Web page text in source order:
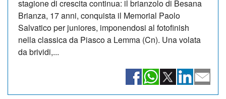
stagione di crescita continua: il brianzolo di Besana
Brianza, 17 anni, conquista il Memorial Paolo
Salvatico per juniores, imponendosi al fotofinish
nella classica da Piasco a Lemma (Cn). Una volata
da brividi,...